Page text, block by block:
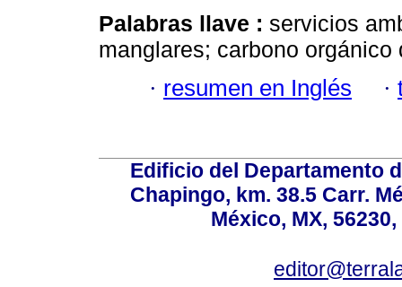
Palabras llave : servicios
manglares; carbono orgánico
· resumen en Inglés ·
Edificio del Departamento
Chapingo, km. 38.5 Carr.
México, MX,